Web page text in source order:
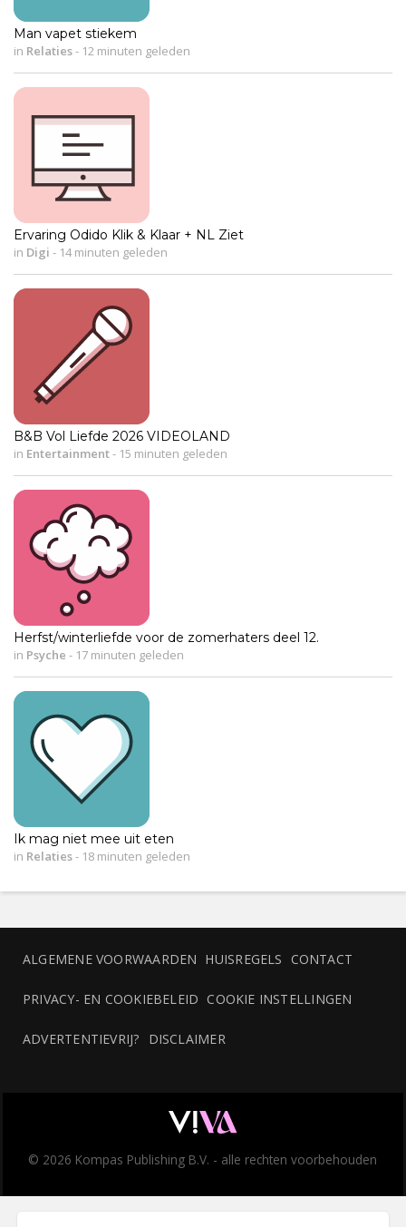
Man vapet stiekem
in Relaties- 12 minuten geleden
Ervaring Odido Klik & Klaar + NL Ziet
in Digi - 14 minuten geleden
B&B Vol Liefde 2026 VIDEOLAND
in Entertainment- 15 minuten geleden
Herfst/winterliefde voor de zomerhaters deel 12.
in Psyche - 17 minuten geleden
Ik mag niet mee uit eten
in Relaties- 18 minuten geleden
ALGEMENE VOORWAARDEN HUISREGELS CONTACT
PRIVACY- EN COOKIEBELEID COOKIE INSTELLINGEN
ADVERTENTIEVRIJ? DISCLAIMER
© 2026 Kompas Publishing B.V. - alle rechten voorbehouden